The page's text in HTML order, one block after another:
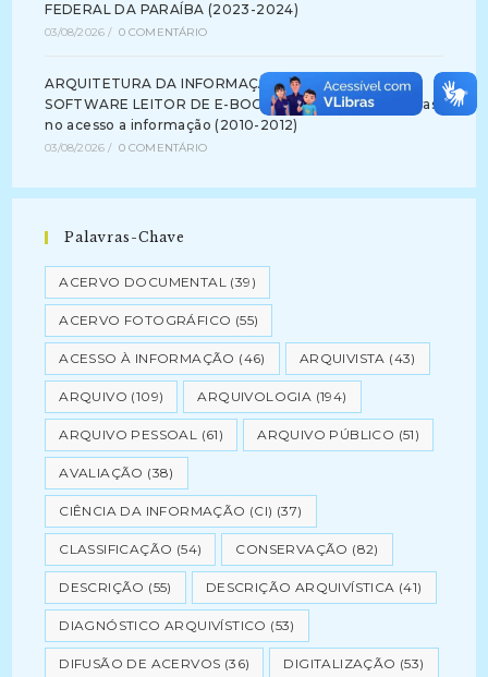
FEDERAL DA PARAÍBA (2023-2024)
03/08/2026 / 0 COMENTÁRIO
ARQUITETURA DA INFORMAÇÃO NA INTERFACE DE
SOFTWARE LEITOR DE E-BOOK: identificando barreiras
no acesso a informação (2010-2012)
03/08/2026 / 0 COMENTÁRIO
Palavras-Chave
ACERVO DOCUMENTAL (39)
ACERVO FOTOGRÁFICO (55)
ACESSO À INFORMAÇÃO (46) ARQUIVISTA (43)
ARQUIVO (109) ARQUIVOLOGIA (194)
ARQUIVO PESSOAL (61) ARQUIVO PÚBLICO (51)
AVALIAÇÃO (38)
CIÊNCIA DA INFORMAÇÃO (CI) (37)
CLASSIFICAÇÃO (54) CONSERVAÇÃO (82)
DESCRIÇÃO (55) DESCRIÇÃO ARQUIVÍSTICA (41)
DIAGNÓSTICO ARQUIVÍSTICO (53)
DIFUSÃO DE ACERVOS (36) DIGITALIZAÇÃO (53)